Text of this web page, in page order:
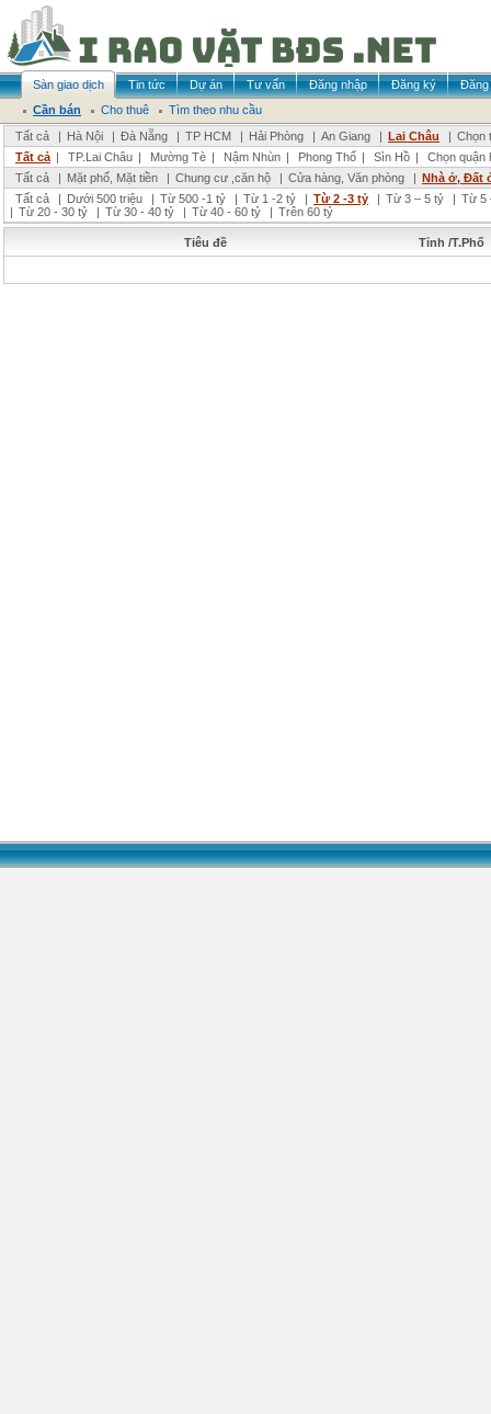
Sàn giao dịch Tin tức Dự án Tư vấn Đăng nhập Đăng ký
Đăng
Cần bán
Cho thuê
Tìm theo nhu cầu
Tất cả
| Hà Nội | Đà Nẵng | TP HCM | Hải Phòng | An Giang | Lai Châu | Chọn
Tất cả | TP.Lai Châu | Mường Tè | Nậm Nhùn | Phong Thổ | Sìn Hồ |
Chọn quận
Tất cả
| Mặt phố, Mặt tiền | Chung cư ,căn hộ | Cửa hàng, Văn phòng | Nhà ở, Đất
Tất cả
| Dưới 500 triệu | Từ 500 -1 tỷ | Từ 1 -2 tỷ | Từ 2 -3 tỷ | Từ 3 – 5 tỷ | Từ 5
| Từ 20 - 30 tỷ | Từ 30 - 40 tỷ | Từ 40 - 60 tỷ | Trên 60 tỷ
Tiêu đề Tỉnh /T.Phố